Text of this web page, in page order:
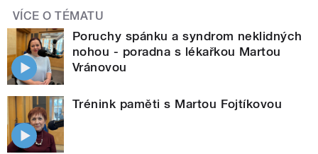
VÍCE O TÉMATU
Poruchy spánku a syndrom neklidných
nohou - poradna s lékařkou Martou
Vránovou
Trénink paměti s Martou Fojtíkovou